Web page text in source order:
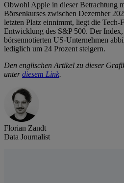
Obwohl Apple in dieser Betrachtung
Börsenkurses zwischen Dezember
letzten Platz einnimmt, liegt die
Entwicklung des S&P 500. Der
börsennotierten US-Unternehmen
lediglich um 24 Prozent steigern.
Den englischen Artikel zu dieser
unterdiesem Link.
Florian Zandt
Data Journalist